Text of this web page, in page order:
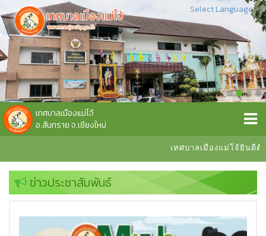
เทศบาลเมืองแม่โจ้
อ.สันทราย จ.เชียงใหม่
เทศบาลเมืองแม่โจ้ยินดีต้อนรับ
Select Language▼
ข่าวประชาสัมพันธ์